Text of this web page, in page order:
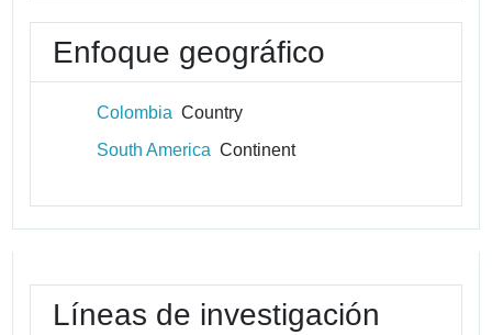
Enfoque geográfico
Colombia Country
South America Continent
Líneas de investigación